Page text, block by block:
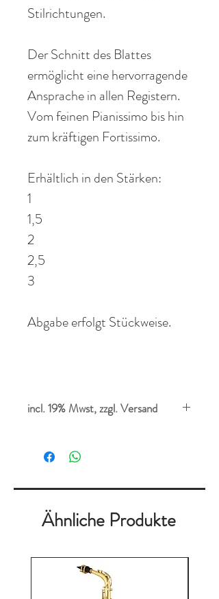
Stilrichtungen.
Der Schnitt des Blattes
ermöglicht einehervorragende
Ansprache in allen Registern.
Vom feinen Pianissimo bis hin
zum kräftigen Fortissimo.
Erhältlich in den Stärken:
1
1,5
2
2,5
3
Abgabe erfolgt Stückweise.
incl. 19% Mwst, zzgl. Versand
Ähnliche Produkte